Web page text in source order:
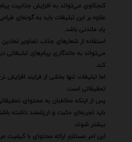
کنجکاوی می‌تواند به افزایش جذابیت
علاوه بر این تبلیغات باید به گونه‌ای
یاد ماندنی باشد.
استفاده از شعارهای جذاب تصاویر
می‌تواند به ماندگاری پیام‌های
کند.
اما تبلیغات تنها بخشی از فرایند افزایش
تحقیقاتی است.
پس از اینکه مخاطبان به محتوای
باید تجربه‌ای مثبت و ارزشمند داشته
بیشتر شوند.
این امر مستلزم ارائه محتوای با کیفیت